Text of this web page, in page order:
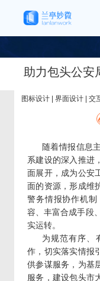
助力包头公安
图标设计 | 界面设计 | 交
随着情报信息
系建设的深入推进
面展开，成为公安
面的资源，形成维
警务情报协作机
容、丰富合成手段
实运转。
为规范有序、
作，切实落实情报
供参谋服务，为基
服务，建设包头市